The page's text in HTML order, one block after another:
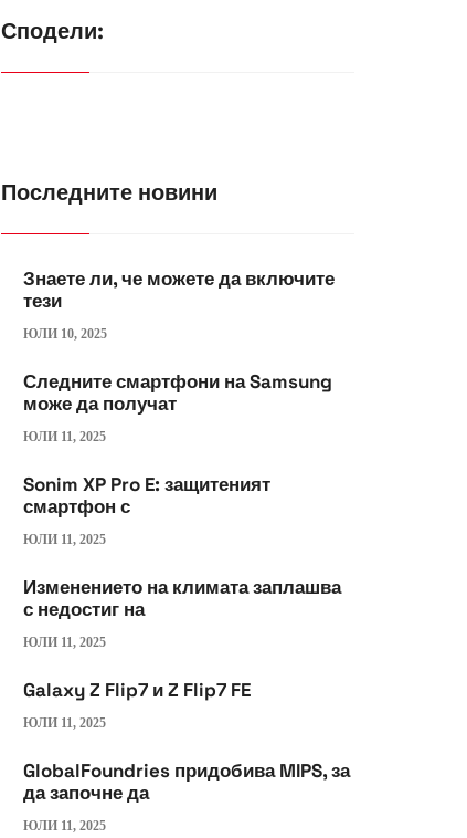
Сподели:
Последните новини
Знаете ли, че можете да включите
тези
ЮЛИ 10, 2025
Следните смартфони на Samsung
може да получат
ЮЛИ 11, 2025
Sonim XP Pro E: защитеният
смартфон с
ЮЛИ 11, 2025
Изменението на климата заплашва
с недостиг на
ЮЛИ 11, 2025
Galaxy Z Flip7 и Z Flip7 FE
ЮЛИ 11, 2025
GlobalFoundries придобива MIPS, за
да започне да
ЮЛИ 11, 2025